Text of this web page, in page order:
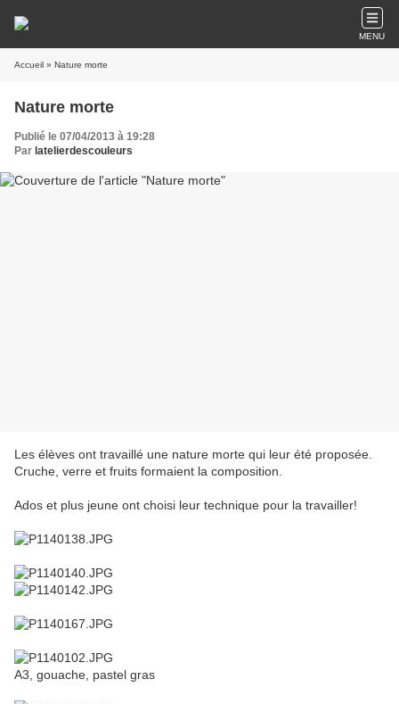
MENU
Accueil » Nature morte
Nature morte
Publié le 07/04/2013 à 19:28
Par latelierdescouleurs
Les élèves ont travaillé une nature morte qui leur été proposée.
Cruche, verre et fruits formaient la composition.
Ados et plus jeune ont choisi leur technique pour la travailler!
A3, gouache, pastel gras